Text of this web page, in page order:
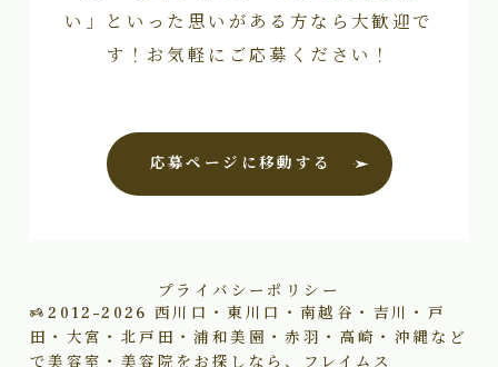
い」といった思いがある方なら大歓迎で
す！お気軽にご応募ください！
応募ページに移動する
プライバシーポリシー
2012–2026 西川口・東川口・南越谷・吉川・戸
田・大宮・北戸田・浦和美園・赤羽・高崎・沖縄など
で美容室・美容院をお探しなら、フレイムス